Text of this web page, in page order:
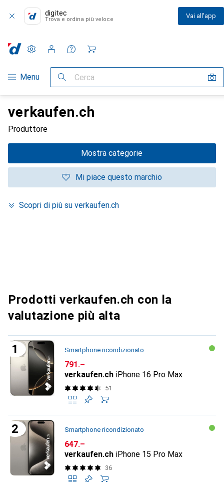
digitec
Trova e ordina più veloce Vai all'app
Categoria Navigazione
Menu Cerca
Impostazioni
Conto cliente
Liste di confronto
Liste dei desideri
Carrello
verkaufen.ch
Produttore
Mostra categorie
Mi piace questo marchio
Scopri di più su verkaufen.ch
Prodotti verkaufen.ch con la
valutazione più alta
Smartphone ricondizionato
CHF
791.–
verkaufen.ch iPhone 16 Pro Max
51
Smartphone ricondizionato
CHF
647.–
verkaufen.ch iPhone 15 Pro Max
36